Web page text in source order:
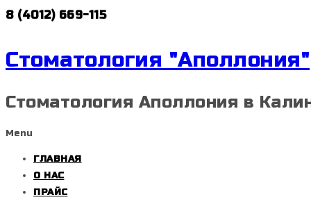
8 (4012) 669-115
Стоматология "Аполлония"
Стоматология Аполлония в
Menu
ГЛАВНАЯ
О НАС
ПРАЙС